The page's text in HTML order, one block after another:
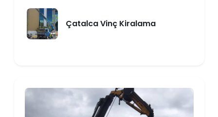
Çatalca Vinç Kiralama